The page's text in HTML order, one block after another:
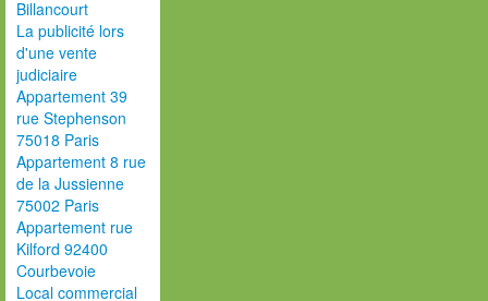
Billancourt
La publicité lors
d'une vente
judiciaire
Appartement 39
rue Stephenson
75018 Paris
Appartement 8 rue
de la Jussienne
75002 Paris
Appartement rue
Kilford 92400
Courbevoie
Local commercial